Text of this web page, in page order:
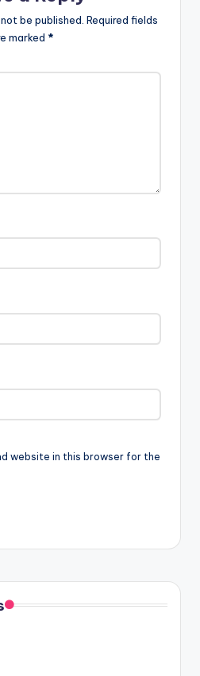
be published. Required fields
marked *
website in this browser for the